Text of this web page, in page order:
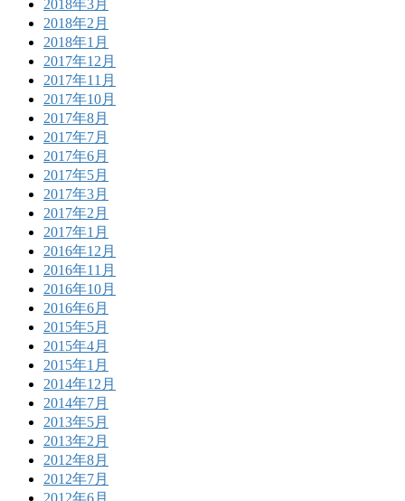
2018年3月
2018年2月
2018年1月
2017年12月
2017年11月
2017年10月
2017年8月
2017年7月
2017年6月
2017年5月
2017年3月
2017年2月
2017年1月
2016年12月
2016年11月
2016年10月
2016年6月
2015年5月
2015年4月
2015年1月
2014年12月
2014年7月
2013年5月
2013年2月
2012年8月
2012年7月
2012年6月